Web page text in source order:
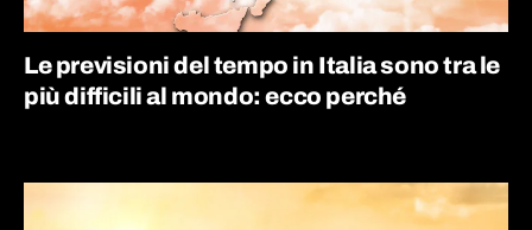
Le previsioni del tempo in Italia sono tra le
più difficili al mondo: ecco perché